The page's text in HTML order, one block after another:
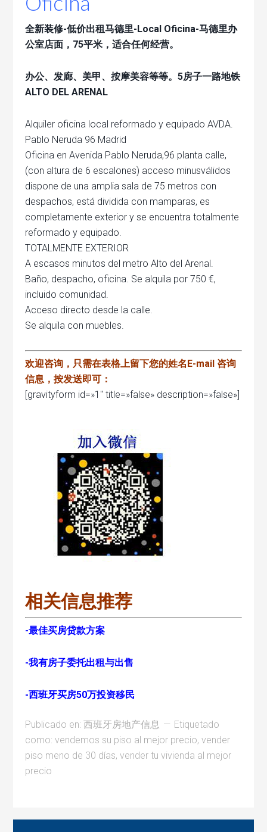
全新装修-低价出租马德里-Local Oficina-马德里办
公室店面，75平米，适合任何经营。
办公、发廊、美甲、按摩美容等等。5房子一路地铁
ALTO DEL ARENAL
Alquiler oficina local reformado y equipado AVDA.
Pablo Neruda 96 Madrid
Oficina en Avenida Pablo Neruda,96 planta calle,
(con altura de 6 escalones) acceso minusválidos
dispone de una amplia sala de 75 metros con
despachos, está dividida con mamparas, es
completamente exterior y se encuentra totalmente
reformado y equipado.
TOTALMENTE EXTERIOR
A escasos minutos del metro Alto del Arenal.
Baño, despacho, oficina. Se alquila por 750 €,
incluido comunidad.
Acceso directo desde la calle.
Se alquila con muebles.
欢迎咨询，只需在表格上留下您的姓名E-mail 咨询
信息，按发送即可：
[gravityform id=»1″ title=»false» description=»false»]
相关信息推荐
-最佳买房贷款方案
-我有房子委托出租与出售
-西班牙买房50万投资移民
Publicado en:西班牙房地产信息
Etiquetado
como:vendemos su piso al mejor precio,vender
piso meno de 30 días,vender tu vivienda al mejor
precio